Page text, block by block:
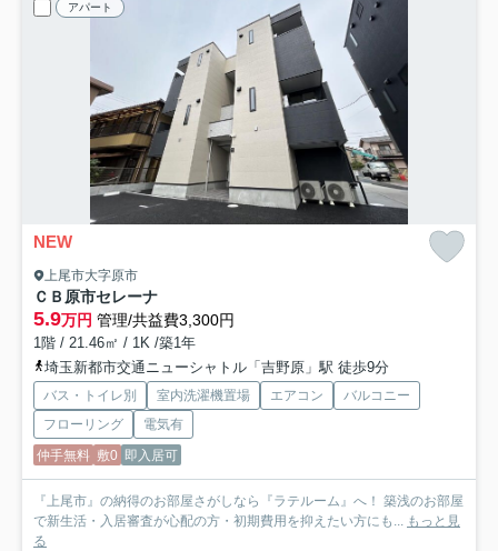
アパート
NEW
上尾市大字原市
ＣＢ原市セレーナ
5.9万円 管理/共益費3,300円
1階 / 21.46㎡ / 1K /築1年
埼玉新都市交通ニューシャトル「吉野原」駅 徒歩9分
バス・トイレ別 室内洗濯機置場 エアコン
バルコニー
フローリング
電気有
仲手無料 敷0 即入居可
『上尾市』の納得のお部屋さがしなら『ラテルーム』へ！ 築浅のお部屋
で新生活・入居審査が心配の方・初期費用を抑えたい方にも... もっと見
る